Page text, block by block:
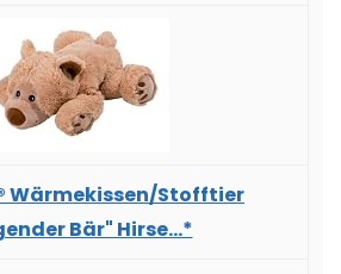
Wärmekissen/Stofftier
Bär" Hirse...*